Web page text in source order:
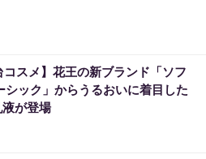
コスメ】花王の新ブランド「ソフ
シック」からうるおいに着目した
が登場